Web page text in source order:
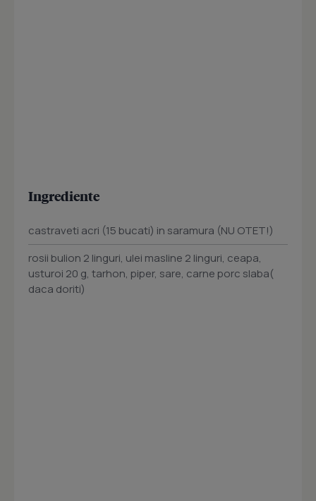
Ingrediente
castraveti acri (15 bucati) in saramura (NU OTET!)
rosii bulion 2 linguri, ulei masline 2 linguri, ceapa,
usturoi 20 g, tarhon, piper, sare, carne porc slaba(
daca doriti)